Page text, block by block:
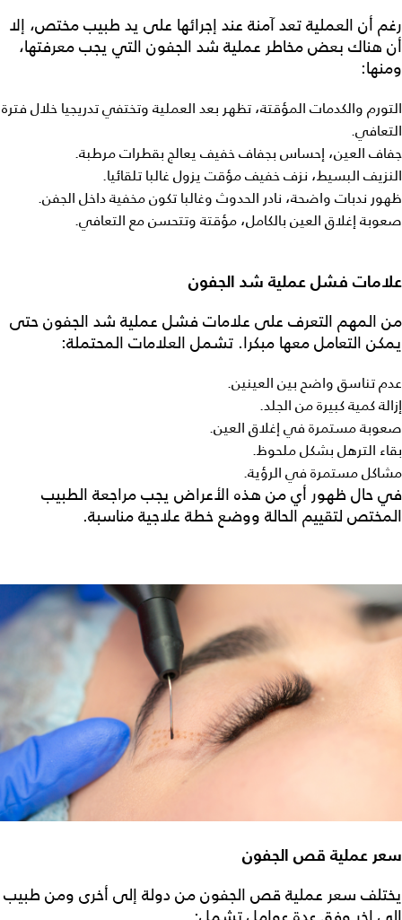
رغم أن العملية تعد آمنة عند إجرائها على يد طبيب مختص، إلا
أن هناك بعضمخاطر عملية شد الجفون التي يجب معرفتها،
ومنها:
التورم والكدمات المؤقتة، تظهر بعد العملية وتختفي تدريجيا خلال فترة
التعافي.
جفاف العين، إحساس بجفاف خفيف يعالج بقطرات مرطبة.
النزيف البسيط، نزف خفيف مؤقت يزول غالبا تلقائيا.
ظهور ندبات واضحة، نادر الحدوث وغالبا تكون مخفية داخل الجفن.
صعوبة إغلاق العين بالكامل، مؤقتة وتتحسن مع التعافي.
علامات فشل عملية شد الجفون
من المهم التعرف على علامات فشل عملية شد الجفونحتى
يمكن التعامل معها مبكرا. تشمل العلامات المحتملة:
عدم تناسق واضح بين العينين.
إزالة كمية كبيرة من الجلد.
صعوبة مستمرة في إغلاق العين.
بقاء الترهل بشكل ملحوظ.
مشاكل مستمرة في الرؤية.
في حال ظهور أي من هذه الأعراض يجب مراجعة الطبيب
المختص لتقييم الحالة ووضع خطة علاجية مناسبة.
سعر عملية قص الجفون
يختلف سعر عملية قص الجفونمن دولة إلى أخرى ومن طبيب